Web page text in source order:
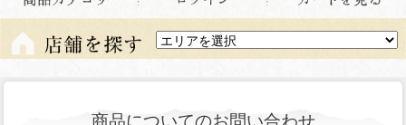
商品についてのお問い合わせ